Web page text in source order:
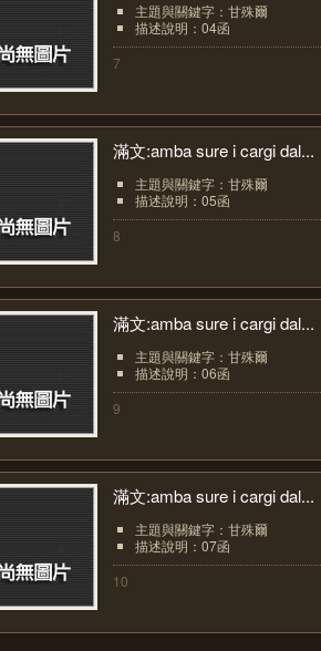
主題與關鍵字：甘殊爾
描述說明：04函
7
滿文:amba sure i cargi dal...
主題與關鍵字：甘殊爾
描述說明：05函
8
滿文:amba sure i cargi dal...
主題與關鍵字：甘殊爾
描述說明：06函
9
滿文:amba sure i cargi dal...
主題與關鍵字：甘殊爾
描述說明：07函
10